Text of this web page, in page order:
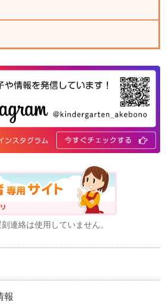
連絡は使用していません。
報